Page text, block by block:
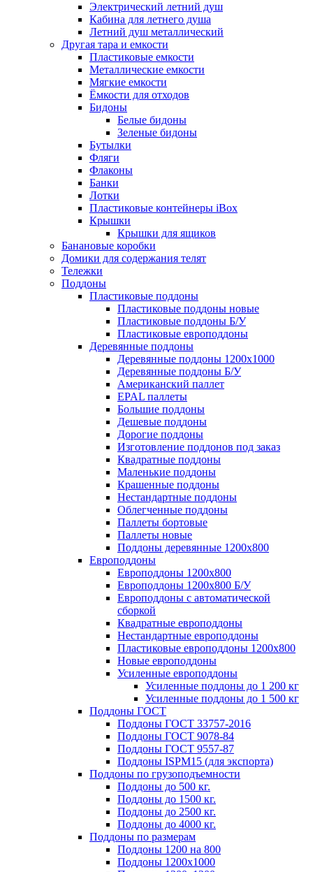
Электрический летний душ
Кабина для летнего душа
Летний душ металлический
Другая тара и емкости
Пластиковые емкости
Металлические емкости
Мягкие емкости
Ёмкости для отходов
Бидоны
Белые бидоны
Зеленые бидоны
Бутылки
Фляги
Флаконы
Банки
Лотки
Пластиковые контейнеры iBox
Крышки
Крышки для ящиков
Банановые коробки
Домики для содержания телят
Тележки
Поддоны
Пластиковые поддоны
Пластиковые поддоны новые
Пластиковые поддоны Б/У
Пластиковые европоддоны
Деревянные поддоны
Деревянные поддоны 1200х1000
Деревянные поддоны Б/У
Американский паллет
EPAL паллеты
Большие поддоны
Дешевые поддоны
Дорогие поддоны
Изготовление поддонов под заказ
Квадратные поддоны
Маленькие поддоны
Крашенные поддоны
Нестандартные поддоны
Облегченные поддоны
Паллеты бортовые
Паллеты новые
Поддоны деревянные 1200х800
Европоддоны
Европоддоны 1200х800
Европоддоны 1200х800 Б/У
Европоддоны с автоматической
сборкой
Квадратные европоддоны
Нестандартные европоддоны
Пластиковые европоддоны 1200х800
Новые европоддоны
Усиленные европоддоны
Усиленные поддоны до 1 200 кг
Усиленные поддоны до 1 500 кг
Поддоны ГОСТ
Поддоны ГОСТ 33757-2016
Поддоны ГОСТ 9078-84
Поддоны ГОСТ 9557-87
Поддоны ISPM15 (для экспорта)
Поддоны по грузоподъемности
Поддоны до 500 кг.
Поддоны до 1500 кг.
Поддоны до 2500 кг.
Поддоны до 4000 кг.
Поддоны по размерам
Поддоны 1200 на 800
Поддоны 1200х1000